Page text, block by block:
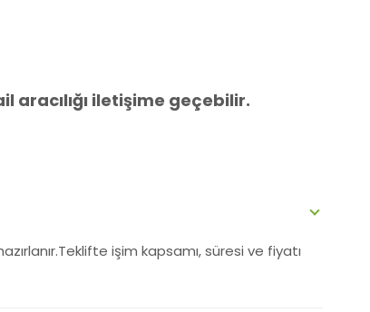
iletişime geçebilir.
işim kapsamı, süresi ve fiyatı